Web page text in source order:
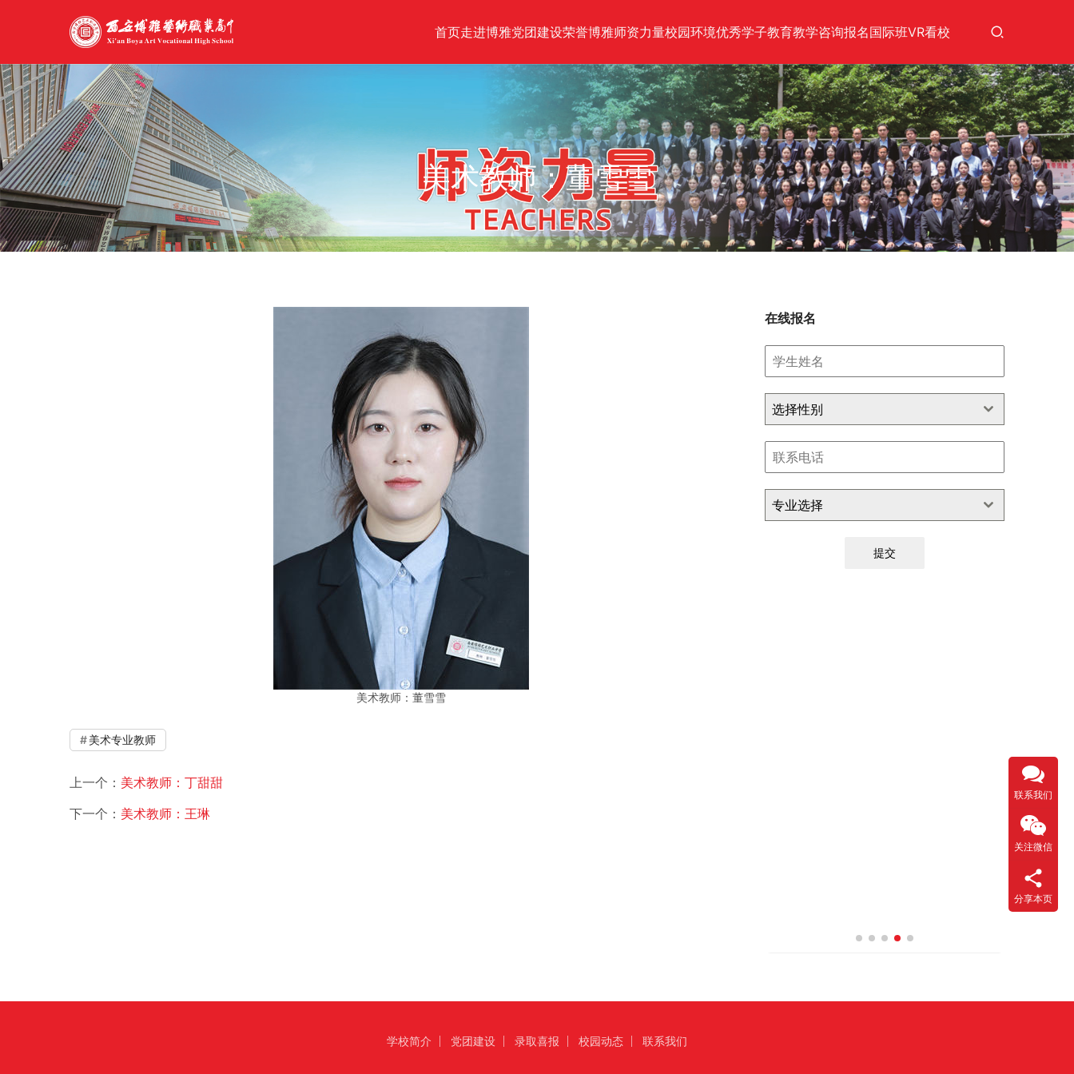
首页走进博雅党团建设荣誉博雅师资力量校园环境优秀学子教育教学咨询报名国际班VR看校
美术教师：董雪雪
美术教师：董雪雪
美术专业教师
上一个： 美术教师：丁甜甜
下一个： 美术教师：王琳
在线报名
选择性别
专业选择
提交
学校简介 党团建设 录取喜报 校园动态 联系我们
联系我们
关注微信
分享本页